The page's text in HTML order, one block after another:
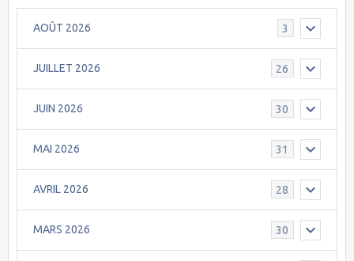
AOÛT 2026 3
JUILLET 2026 26
JUIN 2026 30
MAI 2026 31
AVRIL 2026 28
MARS 2026 30